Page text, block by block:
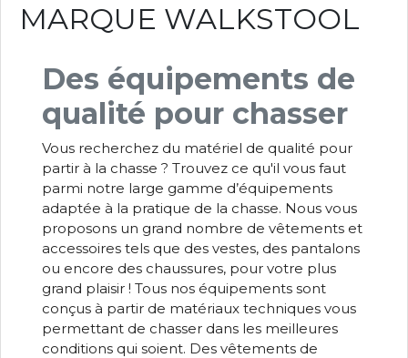
MARQUE WALKSTOOL
Des équipements de
qualité pour chasser
Vous recherchez du matériel de qualité pour
partir à la chasse ? Trouvez ce qu'il vous faut
parmi notre large gamme d’équipements
adaptée à la pratique de la chasse. Nous vous
proposons un grand nombre de vêtements et
accessoires tels que des vestes, des pantalons
ou encore des chaussures, pour votre plus
grand plaisir ! Tous nos équipements sont
conçus à partir de matériaux techniques vous
permettant de chasser dans les meilleures
conditions qui soient. Des vêtements de